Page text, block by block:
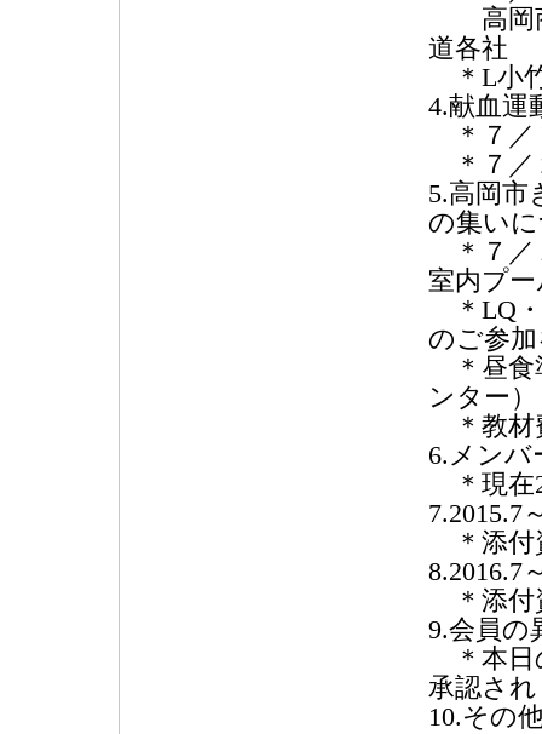
高岡商
道各社
＊L小
4.献血運
＊７／
＊７／
5.高岡市
の集い
＊７／
室内プ
＊LQ・
のご参
＊昼食
ンター）
＊教材
6.メンバ
＊現在
＊添
＊添
9.会員の
＊本日
承認さ
10.その